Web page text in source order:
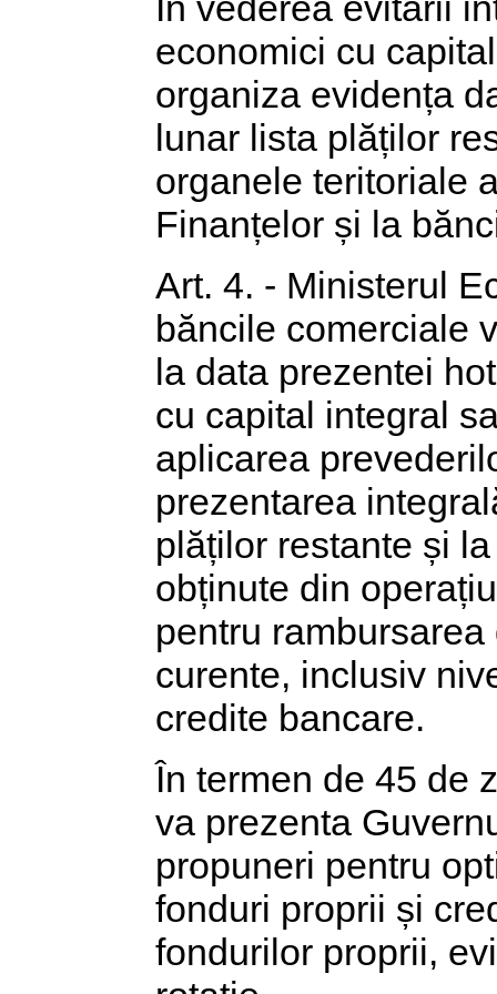
economici cu
organiza evidența
lunar lista plăților
organele teritoriale
Finanțelor și la
Art. 4. - Ministerul
băncile comerciale
la data prezentei
cu capital integral
aplicarea
prezentarea
plăților restante și
obținute din
pentru
curente, inclusiv
credite bancare.
În termen de 45 de
va prezenta
propuneri pentru
fonduri proprii și
fondurilor proprii,